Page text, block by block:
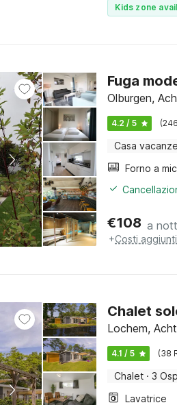
Kids zone
Fuga
Olburgen,
4.2 / 5
Casa vacanze
€108 a
+Costi
Chalet
Lochem,
4.1 / 5 (38
Chalet · 3
Lavatrice